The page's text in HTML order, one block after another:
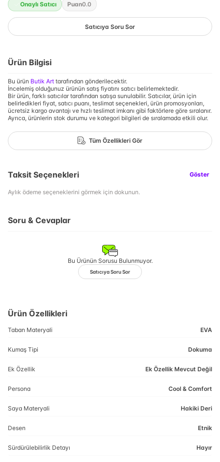
Onaylı Satıcı Puan0.0
Satıcıya Soru Sor
Ürün Bilgisi
Bu ürün Butik Art tarafından gönderilecektir.
İncelemiş olduğunuz ürünün satış fiyatını satıcı belirlemektedir.
Bir ürün, farklı satıcılar tarafından satışa sunulabilir. Satıcılar, ürün için
belirledikleri fiyat, satıcı puanı, teslimat seçenekleri, ürün promosyonları,
ücretsiz kargo avantajı ve hızlı teslimat imkanı gibi faktörlere göre sıralanır.
Ayrıca, ürünlerin stok durumu ve kategori bilgileri de sıralamada etkili olur.
Tüm Özellikleri Gör
Taksit Seçenekleri Göster
Aylık ödeme seçeneklerini görmek için dokunun.
Soru & Cevaplar
Bu Ürünün Sorusu Bulunmuyor.
Satıcıya Soru Sor
Ürün Özellikleri
Taban Materyali EVA
Kumaş Tipi Dokuma
Ek Özellik Ek Özellik Mevcut Değil
Persona Cool & Comfort
Saya Materyali Hakiki Deri
Desen Etnik
Sürdürülebilirlik Detayı Hayır